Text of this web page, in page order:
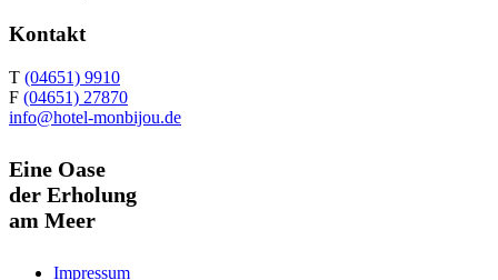
Kontakt
T (04651) 9910
F (04651) 27870
info@hotel-monbijou.de
Eine Oase
der Erholung
am Meer
Impressum